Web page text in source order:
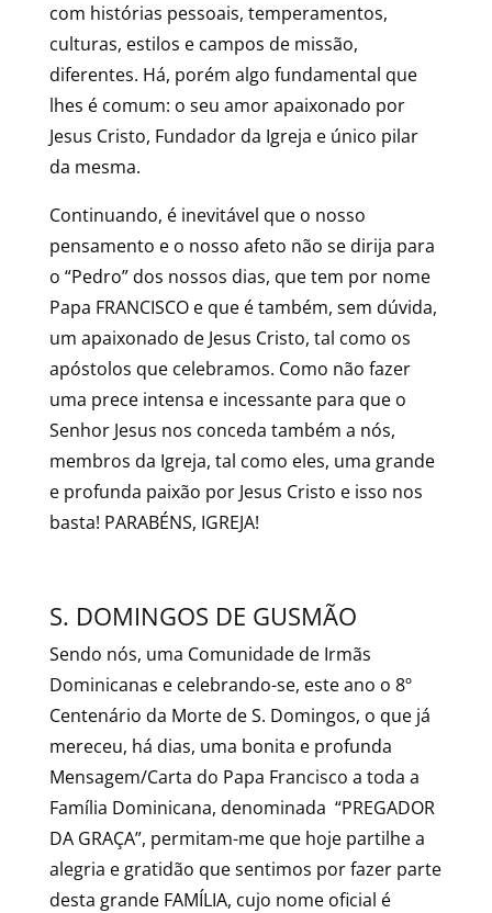
com histórias pessoais, temperamentos,
culturas, estilos e campos de missão,
diferentes. Há, porém algo fundamental que
lhes é comum: o seu amor apaixonado por
Jesus Cristo, Fundador da Igreja e único pilar
da mesma.
Continuando, é inevitável que o nosso
pensamento e o nosso afeto não se dirija para
o “Pedro” dos nossos dias, que tem por nome
Papa FRANCISCO e que é também, sem dúvida,
um apaixonado de Jesus Cristo, tal como os
apóstolos que celebramos. Como não fazer
uma prece intensa e incessante para que o
Senhor Jesus nos conceda também a nós,
membros da Igreja, tal como eles, uma grande
e profunda paixão por Jesus Cristo e isso nos
basta! PARABÉNS, IGREJA!
S. DOMINGOS DE GUSMÃO
Sendo nós, uma Comunidade de Irmãs
Dominicanas e celebrando-se, este ano o 8º
Centenário da Morte de S. Domingos, o que já
mereceu, há dias, uma bonita e profunda
Mensagem/Carta do Papa Francisco a toda a
Família Dominicana, denominada “PREGADOR
DA GRAÇA”, permitam-me que hoje partilhe a
alegria e gratidão que sentimos por fazer parte
desta grande FAMÍLIA, cujo nome oficial é